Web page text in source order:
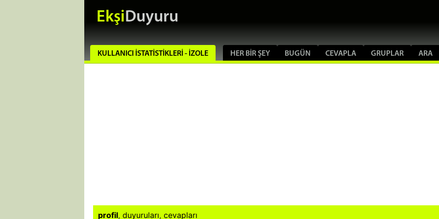
EkşiDuyuru
KULLANICI İSTATISTIKLERI - IZOLE HER BIR ŞEY BUGÜN CEVAPLA GRUPLAR ARA
profil, duyuruları, cevapları